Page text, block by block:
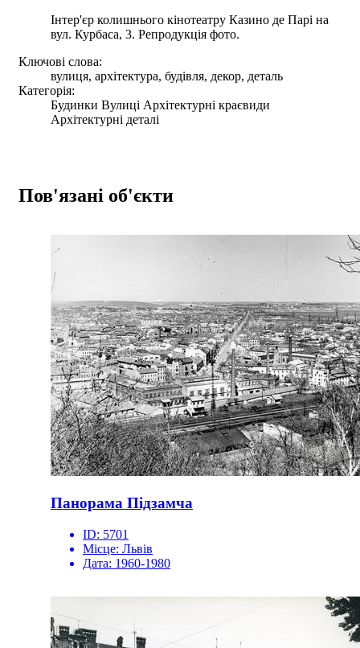
Інтер'єр колишнього кінотеатру Казино де Парі на
вул. Курбаса, 3. Репродукція фото.
Ключові слова:
вулиця, архітектура, будівля, декор, деталь
Категорія:
Будинки Вулиці Архітектурні краєвиди
Архітектурні деталі
Пов'язані об'єкти
Панорама Підзамча
ID: 5701
Місце: Львів
Дата: 1960-1980